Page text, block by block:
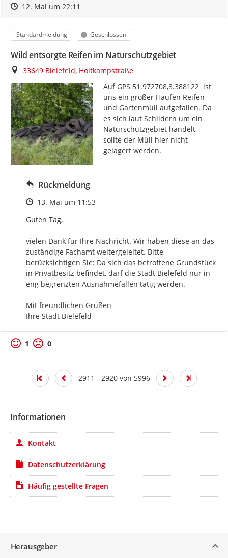
Zeitpunkt des Erstellens
Zeitpunkt des Erstellens
12. Mai um 22:11
Kategorie
Standardmeldung Status
Geschlossen
Wild entsorgte Reifen im Naturschutzgebiet
Ort
33649 Bielefeld, Holtkampstraße
Auf GPS 51.972708,8.388122  ist
uns ein großer Haufen Reifen
und Gartenmüll aufgefallen. Da
es sich laut Schildern um ein
Naturschutzgebiet handelt,
sollte der Müll hier nicht
gelagert werden.
Rückmeldung
Zeitpunkt des Erstellens
13. Mai um 11:53
Guten Tag,
vielen Dank für Ihre Nachricht. Wir haben diese an das
zuständige Fachamt weitergeleitet. Bitte
berücksichtigen Sie: Da sich das betroffene Grundstück
in Privatbesitz befindet, darf die Stadt Bielefeld nur in
eng begrenzten Ausnahmefällen tätig werden.
Mit freundlichen Grüßen
Ihre Stadt Bielefeld
1 0
2911 - 2920 von 5996
Informationen
Kontakt
Datenschutzerklärung
Häufig gestellte Fragen
Herausgeber